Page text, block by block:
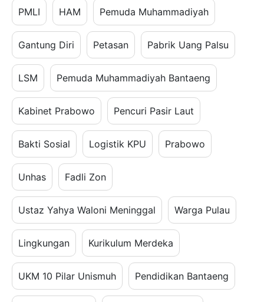
PMLI HAM Pemuda Muhammadiyah
Gantung Diri Petasan Pabrik Uang Palsu
LSM Pemuda Muhammadiyah Bantaeng
Kabinet Prabowo Pencuri Pasir Laut
Bakti Sosial Logistik KPU Prabowo
Unhas Fadli Zon
Ustaz Yahya Waloni Meninggal Warga Pulau
Lingkungan Kurikulum Merdeka
UKM 10 Pilar Unismuh Pendidikan Bantaeng